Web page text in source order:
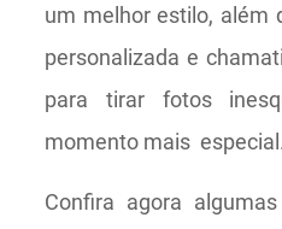
um melhor estilo, além
personalizada e
para tirar fotos
momento mais especial.
Confira agora